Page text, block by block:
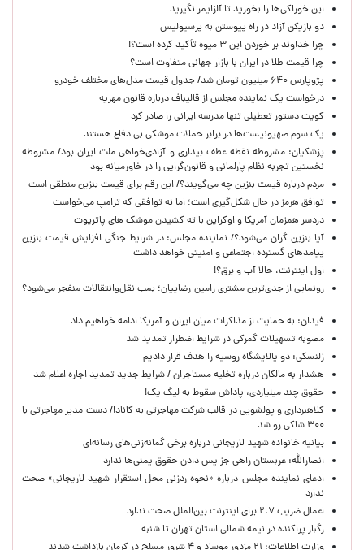
این خوراکی‌ها را بخورید تا آلزایمر نگیرید
دو بازیکن آزاد در راه پیوستن به پرسپولیس
چرا خداوند بر خوردن این ۳ میوه تأکید کرده است؟!
چرا قیمت طلا در ایران با بازار جهانی متفاوت است؟
پژوپارس ۶۴۰ میلیون تومان شد/ جدول قیمت مدل‌های مختلف خودرو
درخواست یک نماینده مجلس از قالیباف درباره قانون مهریه
کویت دستور تعطیلی تنها مدرسه ایرانی را صادر کرد
یک‌ سوم صهیونیست‌ها در برابر حملات موشکی بی دفاع هستند
پزشکیان: مشروطه نقطه عطف بیداری و آزادی‌خواهی ملت ایران بود/ مشروطه
نخستین تجربه نظام پارلمانی و قانون‌گرایی را در خاورمیانه بود
مردم درباره قیمت بنزین چه می‌گویند؟/ این رقم برای قیمت بنزین منطقی است
توافق هرمز در حال شکل‌گیری است؛ اما نه توافقی که ترامپ می‌خواست
دردسر همزمان آمریکا و اوکراین با ته کشیدن موشک های پاتریوت
آیا بنزین گران می‌شود؟/ نماینده مجلس: در شرایط جنگی افزایش قیمت بنزین
پیامدهای گسترده اجتماعی و امنیتی خواهد داشت
اول اینترنت، حالا آب و برق؟!
رونمایی از جدی‌ترین مشتری رامین رضاییان؛ بمب نقل‌وانتقالات منفجر می‌شود؟
فیدان: به حمایت از مذاکرات میان ایران و آمریکا ادامه خواهیم داد
مصوبه تسهیلات گمرکی در شرایط اضطرار تمدید شد
زلنسکی: دو پالایشگاه روسیه را هدف قرار دادیم
هشدار به مالکان درباره تخلیه مستاجران / شرایط جدید تمدید اجاره اعلام شد
حقوق چند میلیاردی، پاداش سقوط به لیگ یک!
کلاهبرداری و پولشویی در قالب شرکت مهاجرتی به کانادا/ دست مدیر مهاجرتی با
۳۰۰ شاکی رو شد
بیانیه خانواده شهید لاریجانی درباره برخی گمانه‌زنی‌های رسانه‌ای
انصارالله: عربستان راهی جز پس دادن حقوق یمنی‌ها ندارد
ادعای نماینده مجلس درباره «نحوه ردزنی محل استقرار شهید لاریجانی» صحت
ندارد
اعمال ضریب ۲.۷ برای اینترنت بین‌الملل صحت ندارد
رگبار پراکنده در نیمه شمالی استان تهران تا شنبه